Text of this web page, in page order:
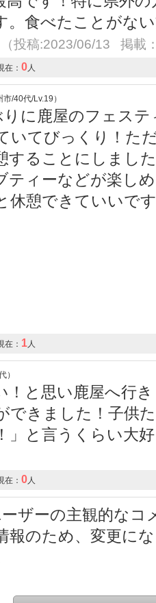
。食べたことがな
（投稿:2023/06/13 掲載
在： 0 人
/40代/Lv.19）
りに鹿屋のフェス
いてびっくり！た
することにしまし
ティーなどが楽し
休憩できていいで
在： 1 人
）
！と思い鹿屋へ行
できました！子供
」と言うくらい大
在： 0 人
ザーの主観的なコ
報のため、変更に